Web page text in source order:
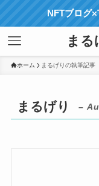
NFTブログ
まる
ホーム まるげりの執筆記事
まるげり –